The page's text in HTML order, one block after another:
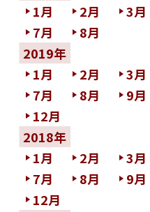
1月
2月 3月
7月
8月
2019年
1月
2月 3月
7月
8月 9月
12月
2018年
1月
2月 3月
7月
8月 9月
12月